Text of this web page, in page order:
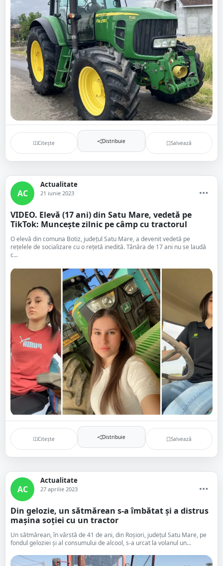
Citește Distribuie Salvează
AC
Actualitate
21 iunie 2023
VIDEO. Elevă (17 ani) din Satu Mare, vedetă pe
TikTok: Muncește zilnic pe câmp cu tractorul
O elevă din comuna Botiz, județul Satu Mare, a devenit vedetă pe
rețelele de socializare cu o rețetă inedită. Tânăra de 17 ani nu se laudă
c...
Citește Distribuie Salvează
AC
Actualitate
27 aprilie 2023
Din gelozie, un sătmărean s-a îmbătat și a distrus
mașina soției cu un tractor
Un sătmărean, în vârstă de 41 de ani, din Roșiori, județul Satu Mare, pe
fondul geloziei și al consumului de alcool, s-a urcat la volanul un...